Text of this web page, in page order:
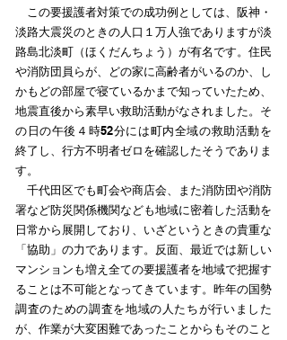
この要援護者対策での成功例としては、阪神・
淡路大震災のときの人口１万人強でありますが淡
路島北淡町（ほくだんちょう）が有名です。住民
や消防団員らが、どの家に高齢者がいるのか、し
かもどの部屋で寝ているかまで知っていたため、
地震直後から素早い救助活動がなされました。そ
の日の午後４時52分には町内全域の救助活動を
終了し、行方不明者ゼロを確認したそうでありま
す。
千代田区でも町会や商店会、また消防団や消防
署など防災関係機関なども地域に密着した活動を
日常から展開しており、いざというときの貴重な
「協助」の力であります。反面、最近では新しい
マンションも増え全ての要援護者を地域で把握す
ることは不可能となってきています。昨年の国勢
調査のための調査を地域の人たちが行いました
が、作業が大変困難であったことからもそのこと